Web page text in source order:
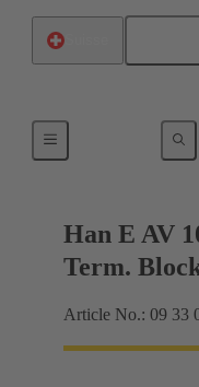
Connecteur bornier
Han E AV
Term.
Article No.: 09 33